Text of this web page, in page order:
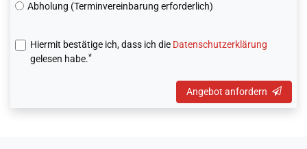
Abholung (Terminvereinbarung erforderlich)
Hiermit bestätige ich, dass ich die Daten­schutz­erklärung
gelesen habe.*
Angebot anfordern